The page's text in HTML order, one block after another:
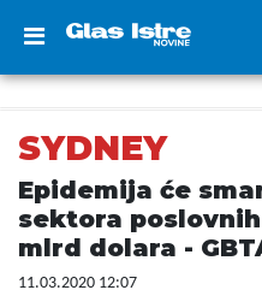
SYDNEY
Epidemija će
sektora
mlrd dolara -
11.03.2020 12:07